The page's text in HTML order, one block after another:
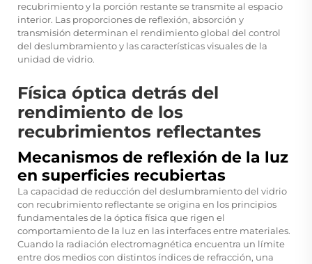
recubrimiento y la porción restante se transmite al espacio
interior. Las proporciones de reflexión, absorción y
transmisión determinan el rendimiento global del control
del deslumbramiento y las características visuales de la
unidad de vidrio.
Física óptica detrás del
rendimiento de los
recubrimientos reflectantes
Mecanismos de reflexión de la luz
en superficies recubiertas
La capacidad de reducción del deslumbramiento del vidrio
con recubrimiento reflectante se origina en los principios
fundamentales de la óptica física que rigen el
comportamiento de la luz en las interfaces entre materiales.
Cuando la radiación electromagnética encuentra un límite
entre dos medios con distintos índices de refracción, una